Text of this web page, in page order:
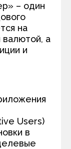
– один
на
валютой, а
и
Users)
в